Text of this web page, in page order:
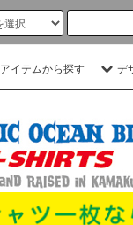
アイテムから探す デ